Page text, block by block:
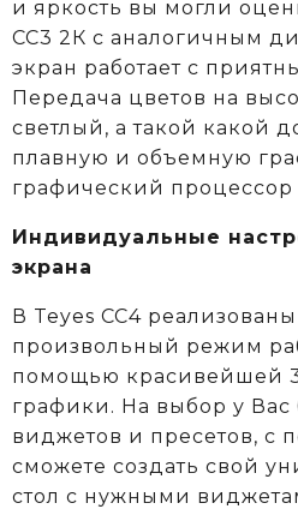
и яркость вы могли
CC3 2К c аналогичным
экран работает с
Передача цветов на
светлый, а такой какой
плавную и объемную
графический процессор
Индивидуальные
экрана
В Teyes СС4
произвольный режим
помощью красивейшей
графики. На выбор у Вас
виджетов и пресетов, с
сможете создать свой
стол с нужными